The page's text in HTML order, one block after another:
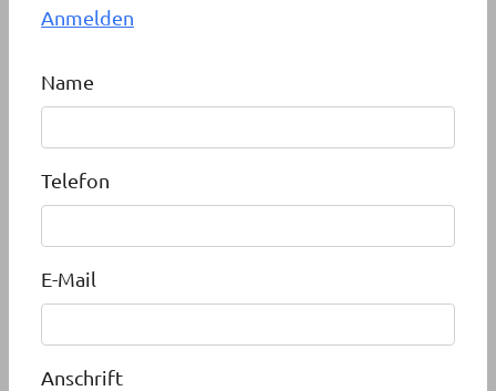
Anmelden
Name
Telefon
E-Mail
Anschrift